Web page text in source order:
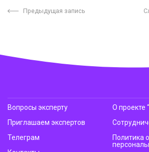
Предыдущая запись
Вопросы эксперту
Приглашаем экспертов
Телеграм
О проекте
Политика